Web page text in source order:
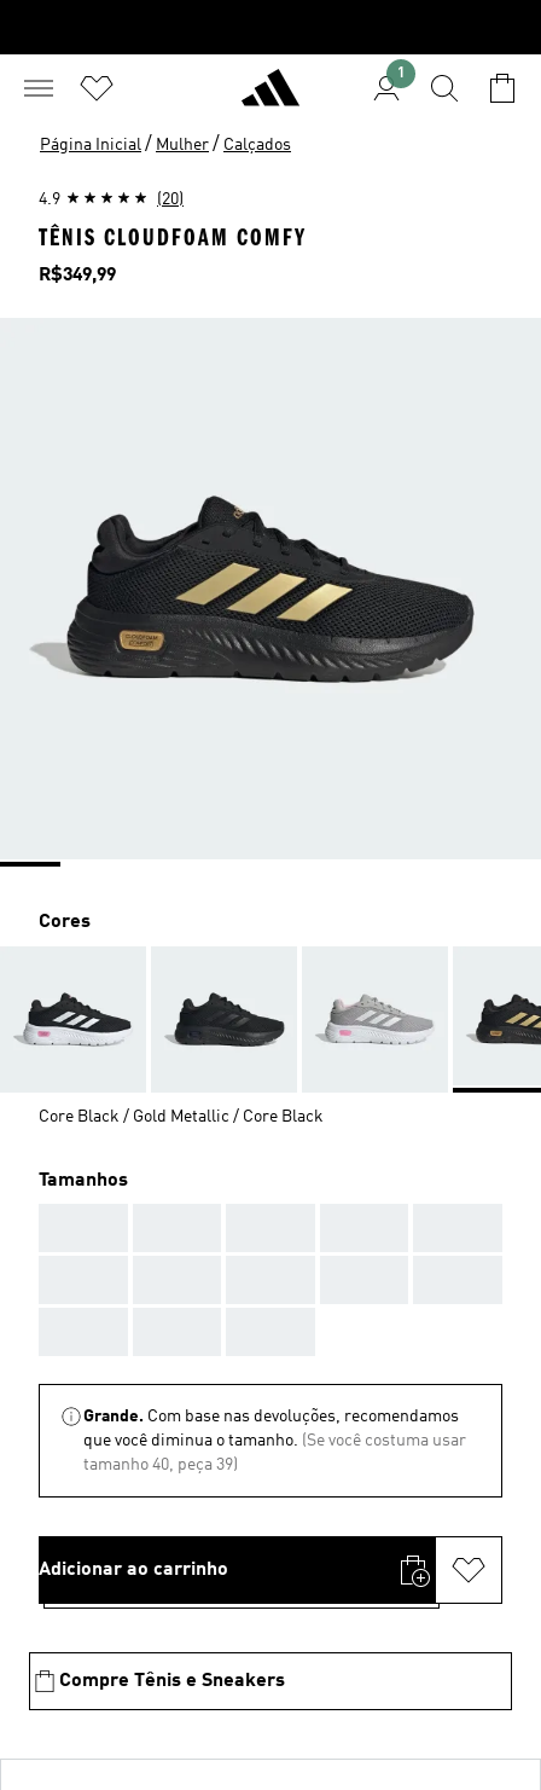
1
Página Inicial / Mulher / Calçados
4.9 (20)
TÊNIS CLOUDFOAM COMFY
Preço
R$349,99
Cores
Core Black / Gold Metallic / Core Black
Tamanhos
Grande. Com base nas devoluções, recomendamos
que você diminua o tamanho. (Se você costuma usar
tamanho 40, peça 39)
Adicionar ao carrinho
Compre Tênis e Sneakers